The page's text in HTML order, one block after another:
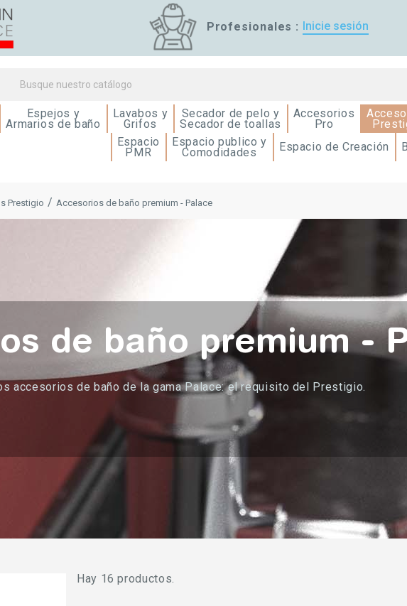
Profesionales : Inicie sesión
Espejos y
Armarios de baño
Lavabos y
Grifos
Secador de pelo y
Secador de toallas
Accesorios
Pro
Espacio
PMR
Espacio publico y
Comodidades Espacio de Creación
Prestigio Accesorios de baño premium - Palace
de baño premium -
accesorios de baño de la gama Palace: el requisito del Prestigio.
Hay 16 productos.